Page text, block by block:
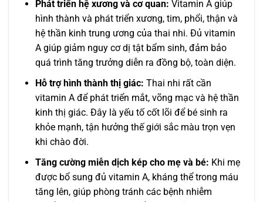
Phát triển hệ xương và cơ quan: Vitamin A giúp
hình thành và phát triển xương, tim, phổi, thận và
hệ thần kinh trung ương của thai nhi. Đủ vitamin
A giúp giảm nguy cơ dị tật bẩm sinh, đảm bảo
quá trình tăng trưởng diễn ra đồng bộ, toàn diện.
Hỗ trợ hình thành thị giác: Thai nhi rất cần
vitamin A để phát triển mắt, võng mạc và hệ thần
kinh thị giác. Đây là yếu tố cốt lõi để bé sinh ra
khỏe mạnh, tận hưởng thế giới sắc màu trọn vẹn
khi chào đời.
Tăng cường miễn dịch kép cho mẹ và bé: Khi mẹ
được bổ sung đủ vitamin A, kháng thể trong máu
tăng lên, giúp phòng tránh các bệnh nhiễm